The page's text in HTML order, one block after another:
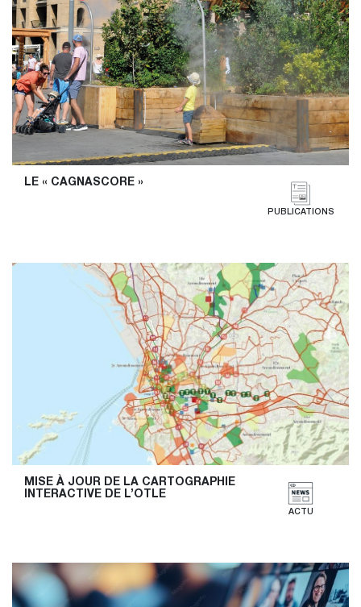
LE « CAGNASCORE »
PUBLICATIONS
MISE À JOUR DE LA CARTOGRAPHIE
INTERACTIVE DE L’OTLE
ACTU